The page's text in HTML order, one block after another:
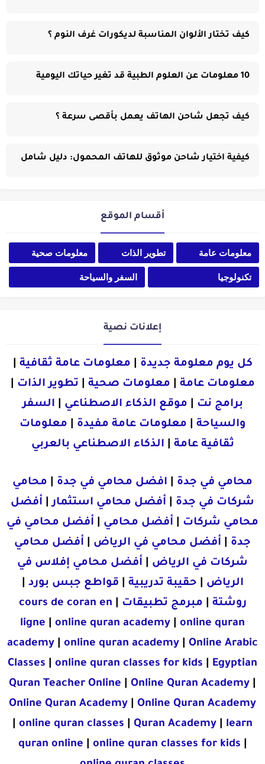
كيف تختار الألوان المناسبة لديكورات غرف النوم ؟
10 معلومات عن العلوم الطبية قد تغير حياتك اليومية
كيف تجعل شاحن الهاتف يعمل بأقصى سرعة ؟
كيفية اختيار شاحن موثوق للهاتف المحمول: دليل شامل
أقسام الموقع
معلومات عامة تطوير الذات معلومات صحية
تكنولوجيا السفر والسياحة
إعلانات نصية
كل يوم معلومة جديدة معلومات عامة ثقافية
معلومات عامة
معلومات صحية تطوير الذات
برامج نت
موقع الذكاء الاصطناعي
السفر
والسياحة
معلومات عامة مفيدة
معلومات
ثقافية عامة
الذكاء الاصطناعي بالعربي
محامي في جدة افضل محامي في جدة
محامي
شركات في جدة
أفضل محامي استثمار| أفضل
محامي شركات
أفضل محامي
أفضل محامي في
جدة
أفضل محامي في الرياض
أفضل محامي
شركات في الرياض
أفضل محامي إفلاس في
الرياض
حقيبة تدريبية قواطع جبس بورد
روشتة
مبرمج تطبيقات
cours de coran en
ligne
online quran academy
online quran
academy
online quran academy
Online Arabic
Classes
online quran classes for kids
Egyptian
Quran Teacher Online
Online Quran Academy
Online Quran Academy
Online Quran Academy
online quran classes Quran Academy
learn
quran online
online quran classes for kids